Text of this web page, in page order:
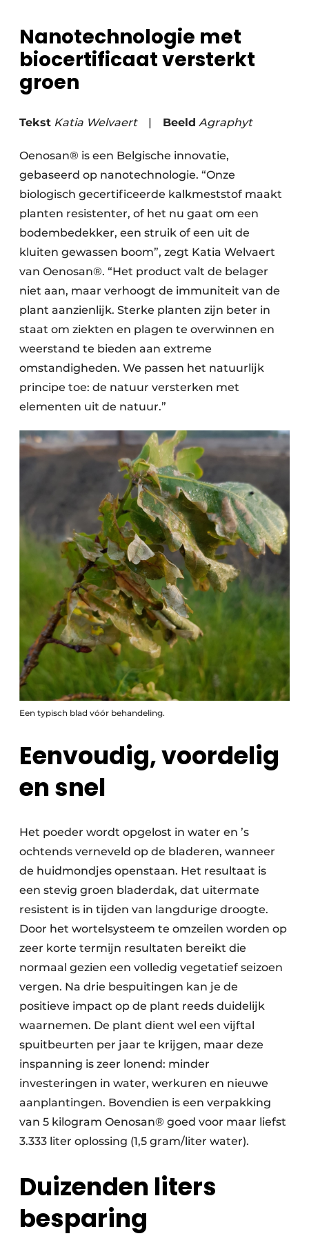
Vacature aanmelden
Vacatures
Video’s
Nanotechnologie met
biocertificaat versterkt
groen
Tekst Katia Welvaert | Beeld Agraphyt
Oenosan® is een Belgische innovatie,
gebaseerd op nanotechnologie. “Onze
biologisch gecertificeerde kalkmeststof maakt
planten resistenter, of het nu gaat om een
bodembedekker, een struik of een uit de
kluiten gewassen boom”, zegt Katia Welvaert
van Oenosan®. “Het product valt de belager
niet aan, maar verhoogt de immuniteit van de
plant aanzienlijk. Sterke planten zijn beter in
staat om ziekten en plagen te overwinnen en
weerstand te bieden aan extreme
omstandigheden. We passen het natuurlijk
principe toe: de natuur versterken met
elementen uit de natuur.”
Een typisch blad vóór behandeling.
Eenvoudig, voordelig
en snel
Het poeder wordt opgelost in water en ’s
ochtends verneveld op de bladeren, wanneer
de huidmondjes openstaan. Het resultaat is
een stevig groen bladerdak, dat uitermate
resistent is in tijden van langdurige droogte.
Door het wortelsysteem te omzeilen worden op
zeer korte termijn resultaten bereikt die
normaal gezien een volledig vegetatief seizoen
vergen. Na drie bespuitingen kan je de
positieve impact op de plant reeds duidelijk
waarnemen. De plant dient wel een vijftal
spuitbeurten per jaar te krijgen, maar deze
inspanning is zeer lonend: minder
investeringen in water, werkuren en nieuwe
aanplantingen. Bovendien is een verpakking
van 5 kilogram Oenosan® goed voor maar liefst
3.333 liter oplossing (1,5 gram/liter water).
Duizenden liters
besparing